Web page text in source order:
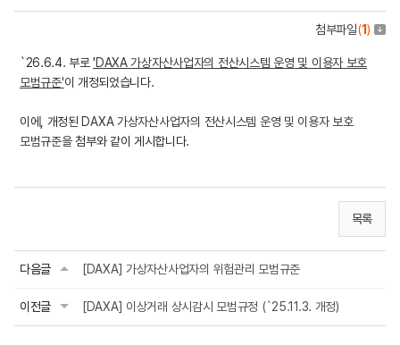
첨부파일(1)
`26.6.4. 부로 'DAXA 가상자산사업자의 전산시스템 운영 및 이용자 보호
모범규준'이개정되었습니다.
이에, 개정된 DAXA 가상자산사업자의 전산시스템 운영 및 이용자 보호
모범규준을 첨부와 같이 게시합니다.
목록
다음글 [DAXA] 가상자산사업자의 위험관리 모범규준
이전글 [DAXA] 이상거래 상시감시 모범규정 (`25.11.3. 개정)